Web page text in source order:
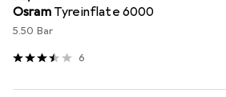
Osram Tyreinflate 6000
5.50 Bar
6